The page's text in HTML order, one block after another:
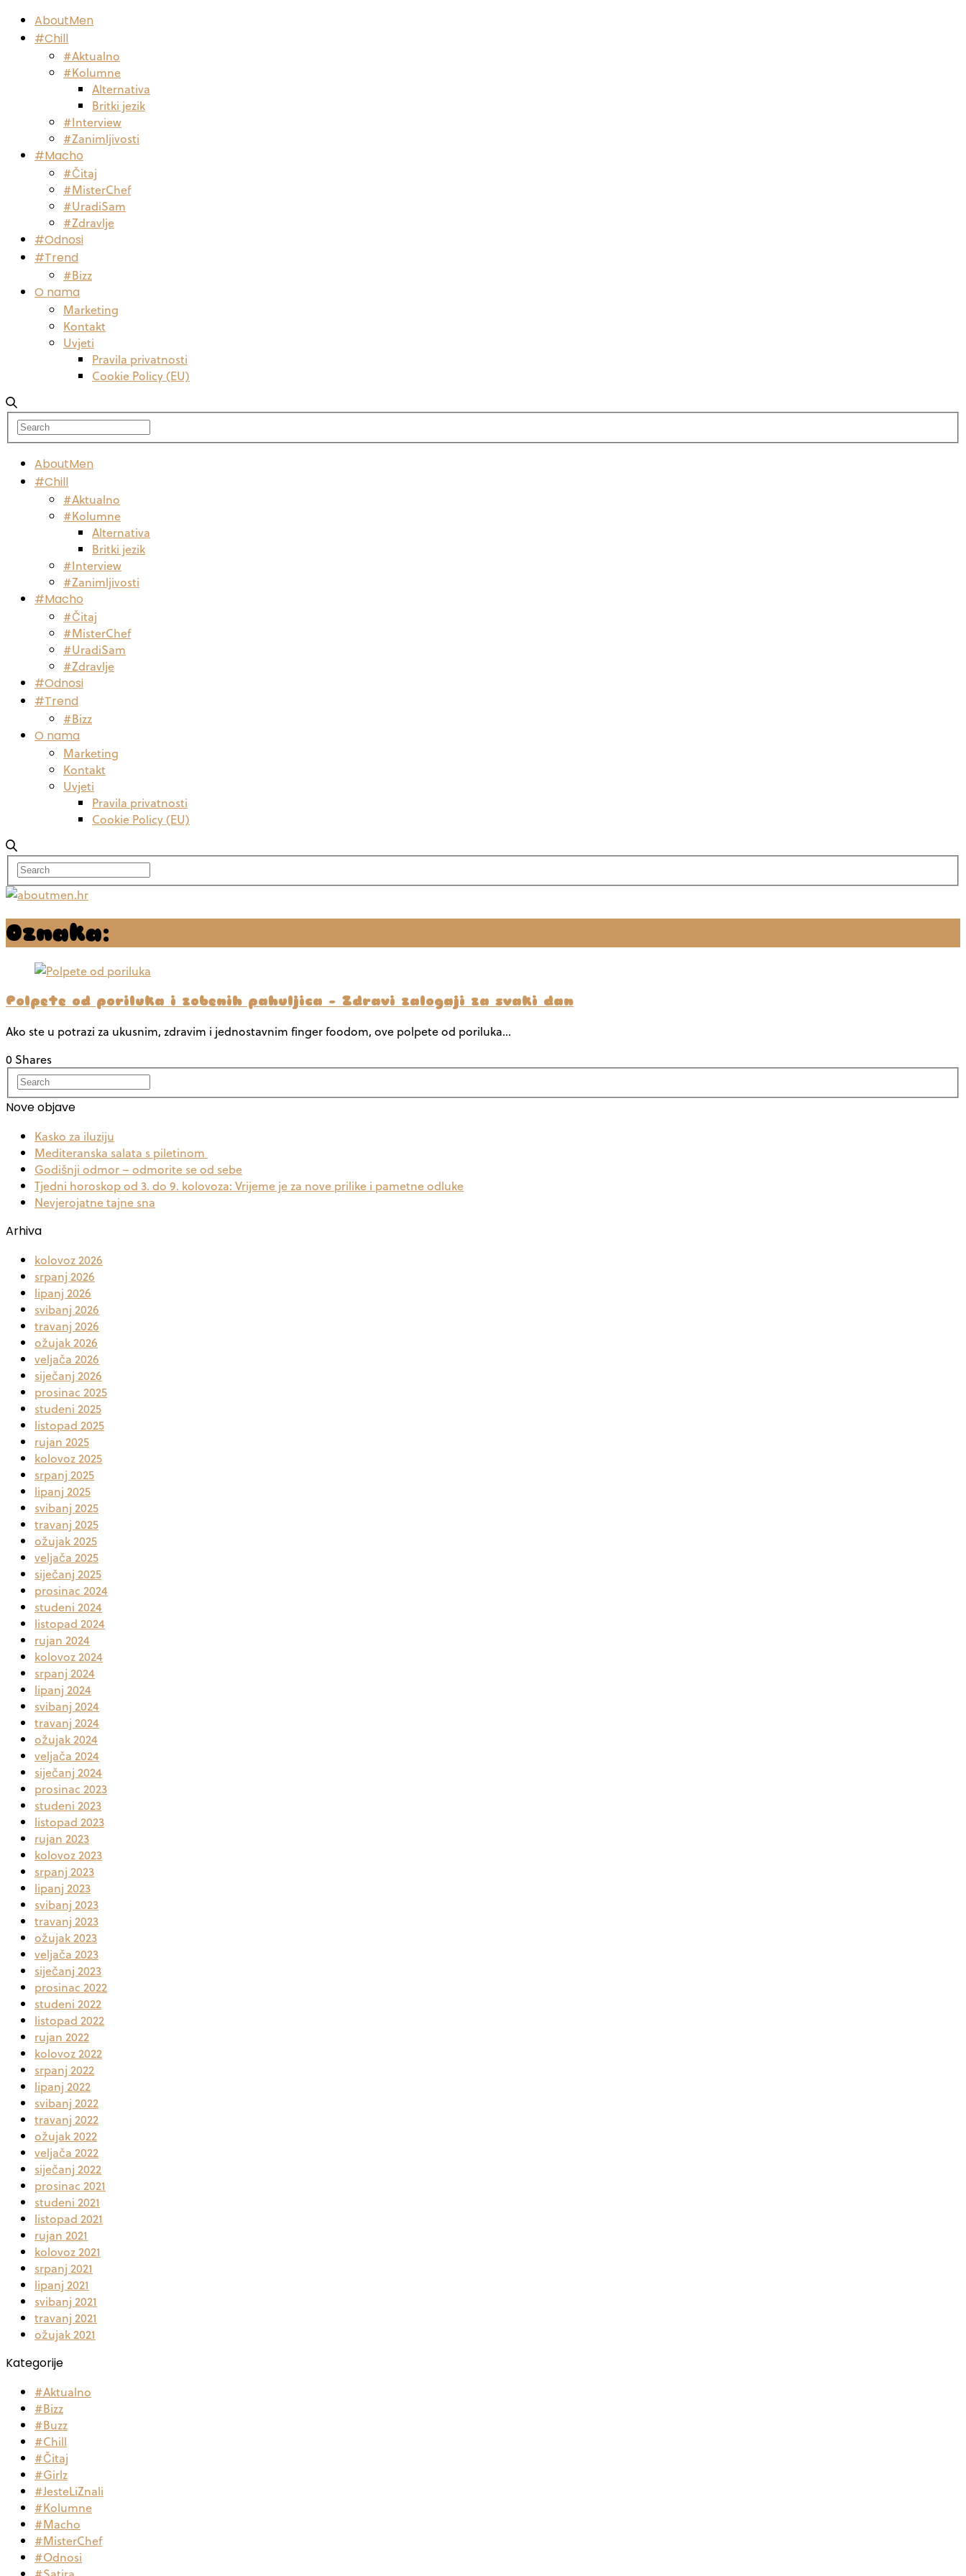
AboutMen
#Chill
#Aktualno
#Kolumne
Alternativa
Britki jezik
#Interview
#Zanimljivosti
#Macho
#Čitaj
#MisterChef
#UradiSam
#Zdravlje
#Odnosi
#Trend
#Bizz
O nama
Marketing
Kontakt
Uvjeti
Pravila privatnosti
Cookie Policy (EU)
AboutMen
#Chill
#Aktualno
#Kolumne
Alternativa
Britki jezik
#Interview
#Zanimljivosti
#Macho
#Čitaj
#MisterChef
#UradiSam
#Zdravlje
#Odnosi
#Trend
#Bizz
O nama
Marketing
Kontakt
Uvjeti
Pravila privatnosti
Cookie Policy (EU)
Oznaka:
Polpete od poriluka i zobenih pahuljica – Zdravi zalogaji za svaki dan
Ako ste u potrazi za ukusnim, zdravim i jednostavnim finger foodom, ove polpete od poriluka…
0 Shares
Nove objave
Kasko za iluziju
Mediteranska salata s piletinom
Godišnji odmor – odmorite se od sebe
Tjedni horoskop od 3. do 9. kolovoza: Vrijeme je za nove prilike i pametne odluke
Nevjerojatne tajne sna
Arhiva
kolovoz 2026
srpanj 2026
lipanj 2026
svibanj 2026
travanj 2026
ožujak 2026
veljača 2026
siječanj 2026
prosinac 2025
studeni 2025
listopad 2025
rujan 2025
kolovoz 2025
srpanj 2025
lipanj 2025
svibanj 2025
travanj 2025
ožujak 2025
veljača 2025
siječanj 2025
prosinac 2024
studeni 2024
listopad 2024
rujan 2024
kolovoz 2024
srpanj 2024
lipanj 2024
svibanj 2024
travanj 2024
ožujak 2024
veljača 2024
siječanj 2024
prosinac 2023
studeni 2023
listopad 2023
rujan 2023
kolovoz 2023
srpanj 2023
lipanj 2023
svibanj 2023
travanj 2023
ožujak 2023
veljača 2023
siječanj 2023
prosinac 2022
studeni 2022
listopad 2022
rujan 2022
kolovoz 2022
srpanj 2022
lipanj 2022
svibanj 2022
travanj 2022
ožujak 2022
veljača 2022
siječanj 2022
prosinac 2021
studeni 2021
listopad 2021
rujan 2021
kolovoz 2021
srpanj 2021
lipanj 2021
svibanj 2021
travanj 2021
ožujak 2021
Kategorije
#Aktualno
#Bizz
#Buzz
#Chill
#Čitaj
#Girlz
#JesteLiZnali
#Kolumne
#Macho
#MisterChef
#Odnosi